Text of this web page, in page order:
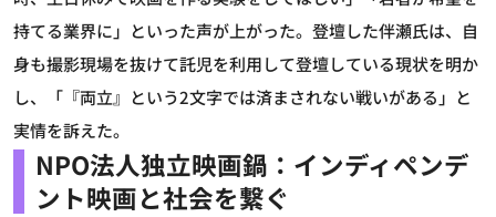
持てる業界に」といった声が上がった。登壇した伴瀬氏は、自
身も撮影現場を抜けて託児を利用して登壇している現状を明か
し、「『両立』という2文字では済まされない戦いがある」と
実情を訴えた。
NPO法人独立映画鍋：インディペンデ
ント映画と社会を繋ぐ